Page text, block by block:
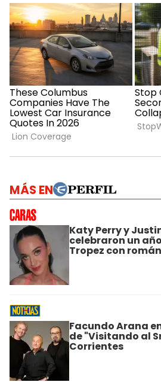
MÁS EN
Katy Perry y
celebraron un
Tropez con
Facundo Arana
de "Visitando al
Corrientes